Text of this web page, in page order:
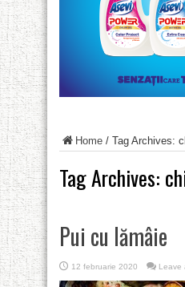
Home / Tag Archives:
Tag Archives:
Pui cu lămâie
12 februarie 2020 Leave